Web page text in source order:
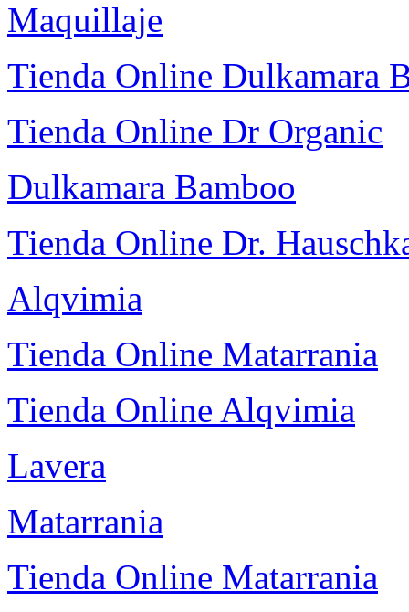
Maquillaje
Tienda Online Dulkamara
Tienda Online Dr Organic
Dulkamara Bamboo
Tienda Online Dr.
Alqvimia
Tienda Online Matarrania
Tienda Online Alqvimia
Lavera
Matarrania
Tienda Online Matarrania